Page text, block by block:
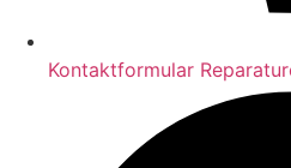
Kontaktformular